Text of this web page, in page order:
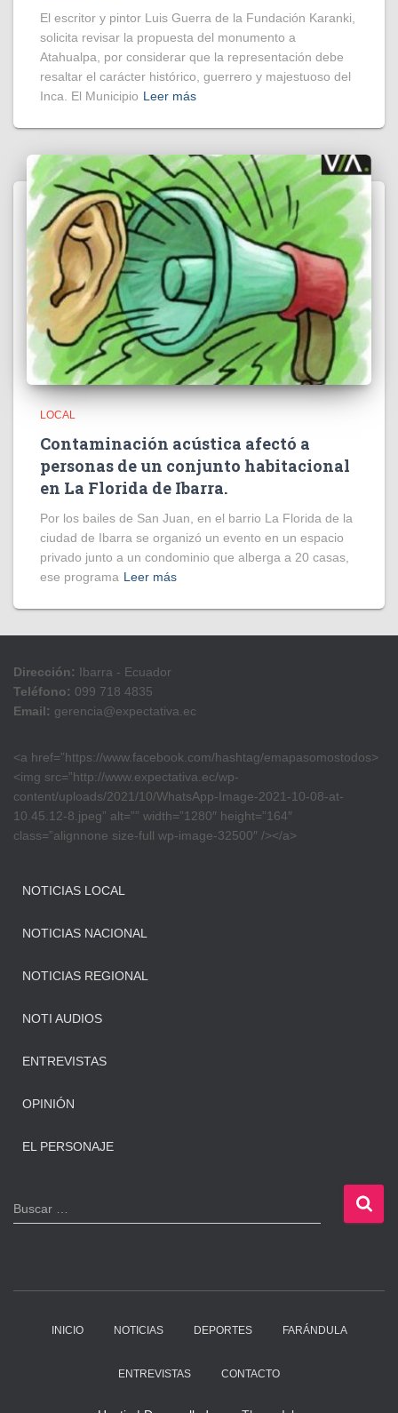
El escritor y pintor Luis Guerra de la Fundación Karanki,
solicita revisar la propuesta del monumento a
Atahualpa, por considerar que la representación debe
resaltar el carácter histórico, guerrero y majestuoso del
Inca. El Municipio Leer más
LOCAL
Contaminación acústica afectó a
personas de un conjunto habitacional
en La Florida de Ibarra.
Por los bailes de San Juan, en el barrio La Florida de la
ciudad de Ibarra se organizó un evento en un espacio
privado junto a un condominio que alberga a 20 casas,
ese programa Leer más
Dirección: Ibarra - Ecuador
Teléfono: 099 718 4835
Email: gerencia@expectativa.ec
<a href=”https://www.facebook.com/hashtag/emapasomostodos>
<img src=”http://www.expectativa.ec/wp-
content/uploads/2021/10/WhatsApp-Image-2021-10-08-at-
10.45.12-8.jpeg” alt=”” width=”1280″ height=”164″
class=”alignnone size-full wp-image-32500″ /></a>
NOTICIAS LOCAL
NOTICIAS NACIONAL
NOTICIAS REGIONAL
NOTI AUDIOS
ENTREVISTAS
OPINIÓN
EL PERSONAJE
B
u
Buscar …
INICIO NOTICIAS DEPORTES FARÁNDULA
ENTREVISTAS CONTACTO